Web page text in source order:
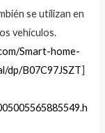
se utilizan en
vehículos.
Smart-home-
dp/B07C97JSZT]